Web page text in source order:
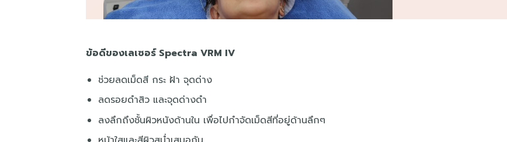
ข้อดีของ​เลเซอร์ Spectra​ VRM IV
ช่วยลดเม็ดสี​ กระ​ ฝ้า​ จุดด่าง
ลดรอยดำสิว และจุดด่างดำ
ลงลึกถึงชั้นผิวหนังด้านใน เพื่อไปกำจัดเม็ดสีที่อยู่​ด้านลึก​ๆ